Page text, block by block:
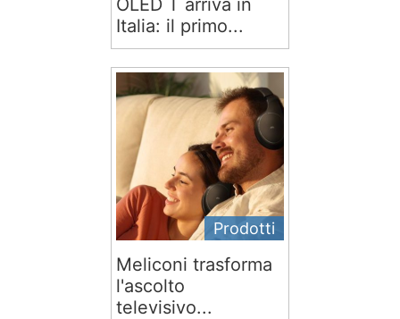
OLED T arriva in
Italia: il primo...
Prodotti
Meliconi trasforma
l'ascolto
televisivo...